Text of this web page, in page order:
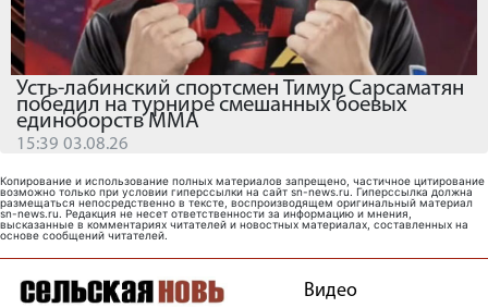
Усть-лабинский спортсмен Тимур Сарсаматян
победил на турнире смешанных боевых
единоборств ММА
15:39 03.08.26
Копирование и использование полных материалов запрещено, частичное цитирование
возможно только при условии гиперссылки на сайт sn-news.ru. Гиперссылка должна
размещаться непосредственно в тексте, воспроизводящем оригинальный материал
sn-news.ru. Редакция не несет ответственности за информацию и мнения,
высказанные в комментариях читателей и новостных материалах, составленных на
основе сообщений читателей.
Видео